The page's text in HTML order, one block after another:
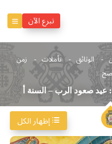
تبرع الآن
الوثائق تأملات
زمن
عيد صعود الرب – السنة أ
إظهار الكل